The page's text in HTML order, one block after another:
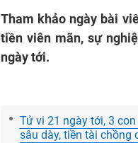
Tham khảo ngày bài
tiền viên mãn, sự
ngày tới.
Tử vi 21 ngày tới, 3
sâu dày, tiền tài chồng